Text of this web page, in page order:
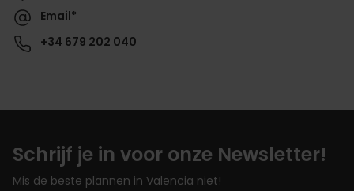
Email*
+34 679 202 040
Schrijf je in voor onze Newsletter!
Mis de beste plannen in Valencia niet!